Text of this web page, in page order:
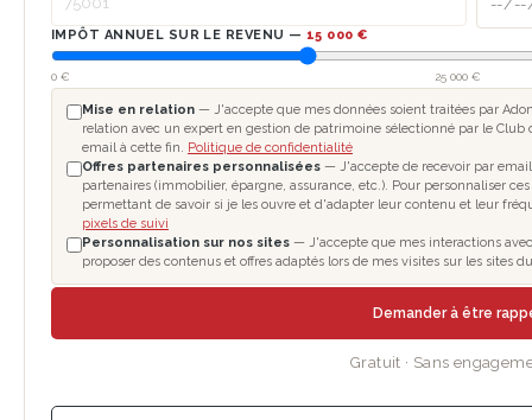
IMPÔT ANNUEL SUR LE REVENU — 15 000 €
0 € 25 000 €
Mise en relation — J'accepte que mes données soient traitées par
relation avec un expert en gestion de patrimoine sélectionné par le
email à cette fin. Politique de confidentialité
Offres partenaires personnalisées — J'accepte de recevoir par email
partenaires (immobilier, épargne, assurance, etc.). Pour personnaliser
permettant de savoir si je les ouvre et d'adapter leur contenu et leur
pixels de suivi
Personnalisation sur nos sites — J'accepte que mes interactions
proposer des contenus et offres adaptés lors de mes visites sur les sites
Demander à être
Gratuit · Sans